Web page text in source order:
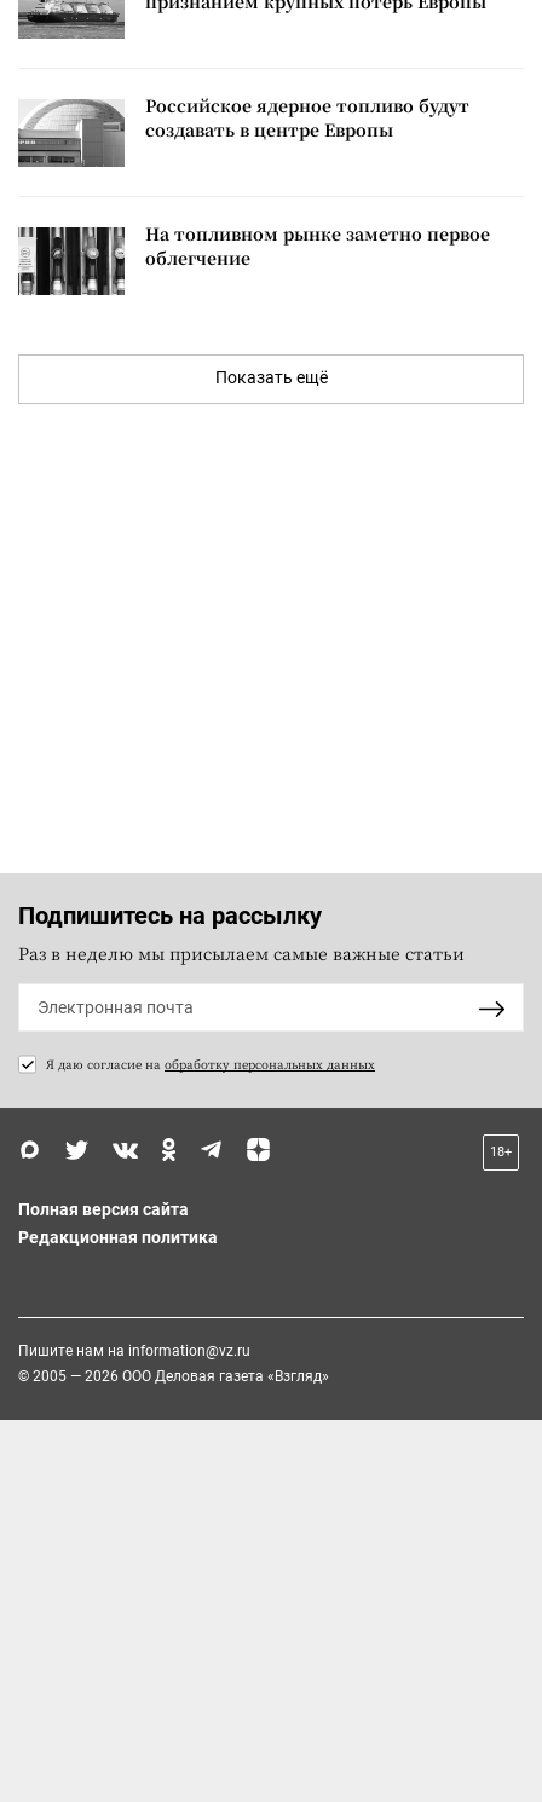
Российское ядерное топливо будут
создавать в центре Европы
На топливном рынке заметно первое
облегчение
Показать ещё
Подпишитесь на рассылку
Раз в неделю мы присылаем самые важные статьи
Я даю согласие на обработку персональных данных
18+
Полная версия сайта
Редакционная политика
Пишите нам на information@vz.ru
© 2005 — 2026 ООО Деловая газета «Взгляд»